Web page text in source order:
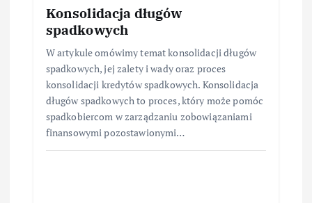
Konsolidacja długów
spadkowych
W artykule omówimy temat konsolidacji długów
spadkowych, jej zalety i wady oraz proces
konsolidacji kredytów spadkowych. Konsolidacja
długów spadkowych to proces, który może pomóc
spadkobiercom w zarządzaniu zobowiązaniami
finansowymi pozostawionymi…